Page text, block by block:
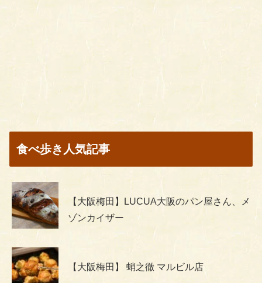
食べ歩き人気記事
【大阪梅田】LUCUA大阪のパン屋さん、メ
ゾンカイザー
【大阪梅田】 蛸之徹 マルビル店